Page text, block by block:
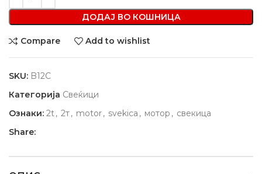
ДОДАЈ ВО КОШНИЦА
Compare Add to wishlist
SKU: B12C
Категорија Свеќици
Ознаки: 2t, 2т, motor, svekica , мотор , свекица
Share: